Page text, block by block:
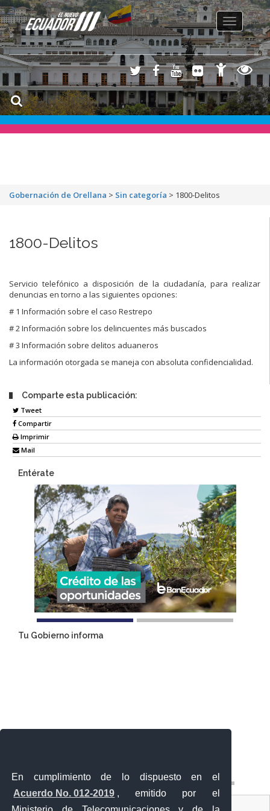
En cumplimiento de lo dispuesto en el
Acuerdo No. 012-2019 , emitido por el
Toggle
navigation
Gobernación de Orellana > Sin categoría > 1800-Delitos
1800-Delitos
Servicio telefónico a disposición de la ciudadanía, para realizar
denuncias en torno a las siguientes opciones:
# 1 Información sobre el caso Restrepo
# 2 Información sobre los delincuentes más buscados
# 3 Información sobre delitos aduaneros
La información otorgada se maneja con absoluta confidencialidad.
Comparte esta publicación:
Tweet
Compartir
Imprimir
Mail
Entérate
Tu Gobierno informa
Contacto Ciudadano